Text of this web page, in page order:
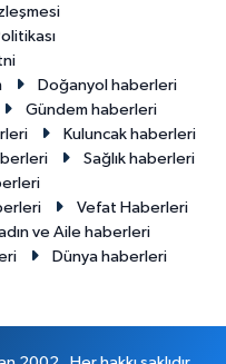
Doğanyol haberleri
Gündem haberleri
Kuluncak haberleri
Sağlık haberleri
Vefat Haberleri
ve Aile haberleri
Dünya haberleri